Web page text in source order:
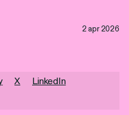
2 apr 2026
X
LinkedIn